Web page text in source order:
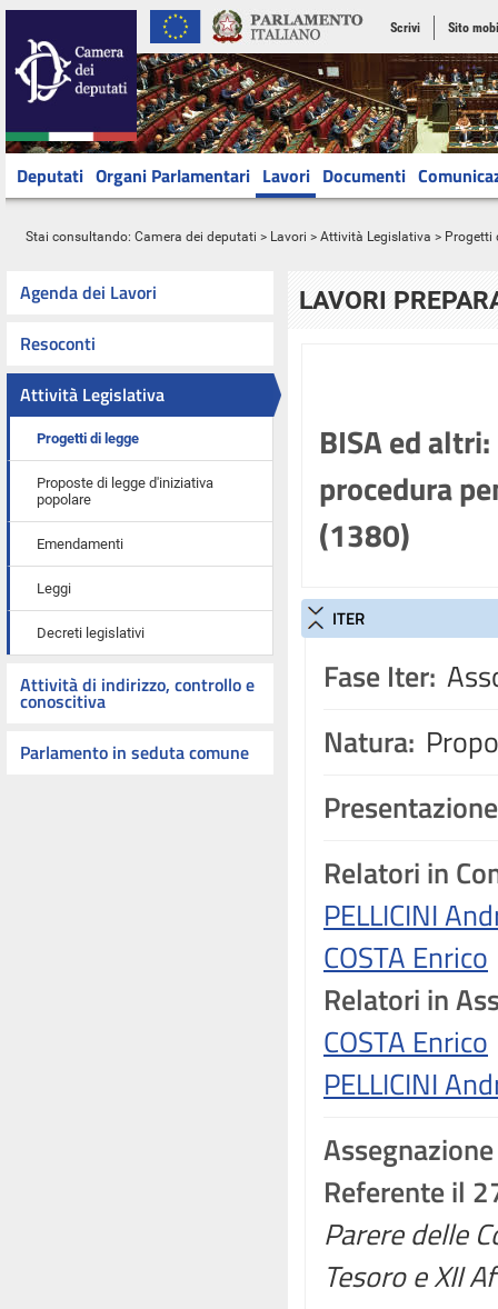
Scrivi Sito
Deputati Organi Parlamentari Lavori Documenti
Stai consultando: Camera dei deputati > Lavori > Attività Legislativa > Progetti
Agenda dei Lavori
Resoconti
Attività Legislativa
Progetti di legge
Proposte di legge d'iniziativa
popolare
Emendamenti
Leggi
Decreti legislativi
Attività di indirizzo, controllo e
conoscitiva
Parlamento in seduta comune
LAVORI
BISA ed
procedura
(1380)
ITER
Fase Iter:
Natura:
Relatori in
PELLICINI
COSTA Enrico
Relatori in
COSTA Enrico
PELLICINI
Assegnazione
Referente il
Parere delle
Tesoro e XII